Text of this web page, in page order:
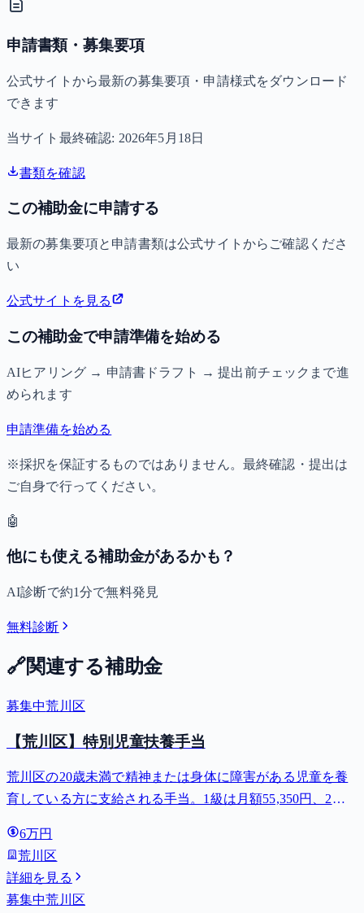
申請書類・募集要項
公式サイトから最新の募集要項・申請様式をダウンロード
できます
当サイト最終確認: 2026年5月18日
書類を確認
この補助金に申請する
最新の募集要項と申請書類は公式サイトからご確認くださ
い
公式サイトを見る
この補助金で申請準備を始める
AIヒアリング → 申請書ドラフト → 提出前チェックまで進
められます
申請準備を始める
※採択を保証するものではありません。最終確認・提出は
ご自身で行ってください。
🤖
他にも使える補助金があるかも？
AI診断で約1分で無料発見
無料診断
🔗関連する補助金
募集中荒川区
【荒川区】特別児童扶養手当
荒川区の20歳未満で精神または身体に障害がある児童を養
育している方に支給される手当。1級は月額55,350円、2級
6万円
荒川区
詳細を見る
募集中荒川区